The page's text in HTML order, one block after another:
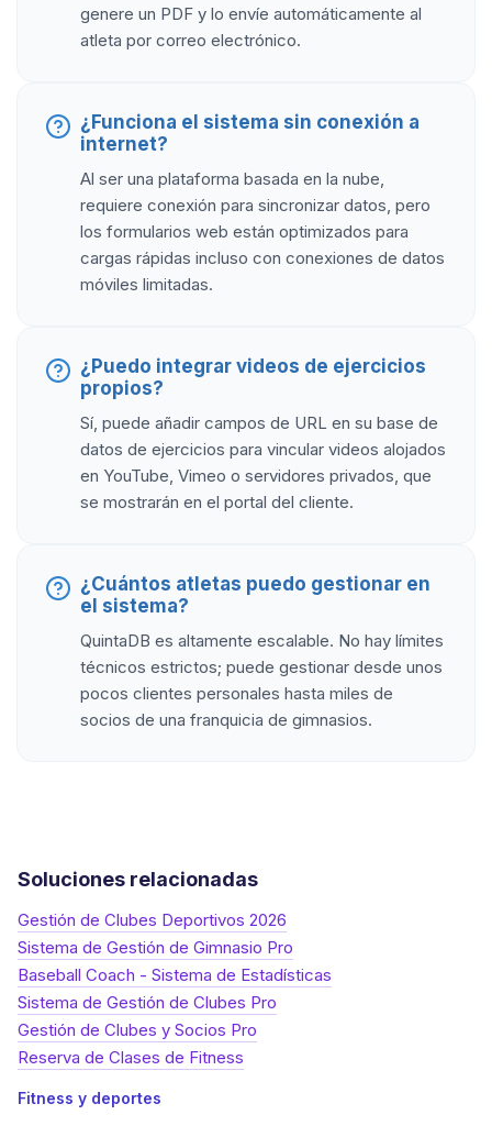
genere un PDF y lo envíe automáticamente al
atleta por correo electrónico.
¿Funciona el sistema sin conexión a
internet?
Al ser una plataforma basada en la nube,
requiere conexión para sincronizar datos, pero
los formularios web están optimizados para
cargas rápidas incluso con conexiones de datos
móviles limitadas.
¿Puedo integrar videos de ejercicios
propios?
Sí, puede añadir campos de URL en su base de
datos de ejercicios para vincular videos alojados
en YouTube, Vimeo o servidores privados, que
se mostrarán en el portal del cliente.
¿Cuántos atletas puedo gestionar en
el sistema?
QuintaDB es altamente escalable. No hay límites
técnicos estrictos; puede gestionar desde unos
pocos clientes personales hasta miles de
socios de una franquicia de gimnasios.
Soluciones relacionadas
Gestión de Clubes Deportivos 2026
Sistema de Gestión de Gimnasio Pro
Baseball Coach - Sistema de Estadísticas
Sistema de Gestión de Clubes Pro
Gestión de Clubes y Socios Pro
Reserva de Clases de Fitness
Fitness y deportes